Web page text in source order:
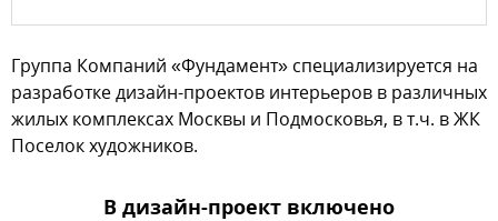
Группа Компаний «Фундамент» специализируется на
разработке дизайн-проектов интерьеров в различных
жилых комплексах Москвы и Подмосковья, в т.ч. в ЖК
Поселок художников.
В дизайн-проект включено